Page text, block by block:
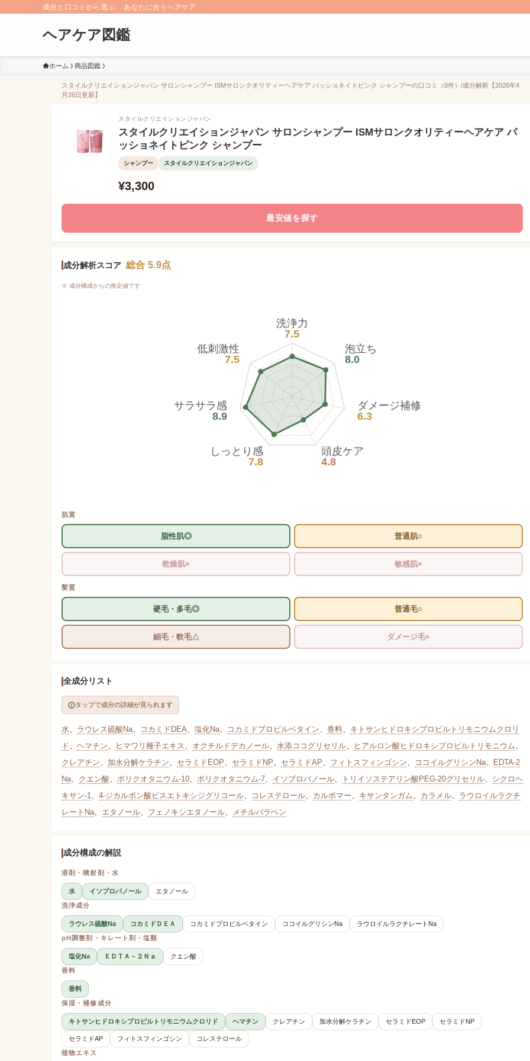
成分と口コミから選ぶ、 あなたに合うヘアケア
ヘアケア図鑑
ホーム 商品図鑑
スタイルクリエイションジャパン サロンシャンプー ISMサロンクオリティーヘアケア パッショネイトピンク シャンプーの口コミ（0件）/成分解析【2026年4
月26日更新】
スタイルクリエイションジャパン
スタイルクリエイションジャパン サロンシャンプー ISMサロンクオリティーヘアケア パ
ッショネイトピンク シャンプー
シャンプー スタイルクリエイションジャパン
¥3,300
最安値を探す
成分解析スコア 総合 5.9点
※ 成分構成からの推定値です
洗浄力
7.5
泡立ち
8.0
ダメージ補修
6.3
頭皮ケア
4.8
しっとり感
7.8
サラサラ感
8.9
低刺激性
7.5
肌質
脂性肌◎ 普通肌○
乾燥肌× 敏感肌×
髪質
硬毛・多毛◎ 普通毛○
細毛・軟毛△ ダメージ毛×
全成分リスト
タップで成分の詳細が見られます
水、 ラウレス硫酸Na、 コカミドDEA、 塩化Na、 コカミドプロピルベタイン、 香料、 キトサンヒドロキシプロピルトリモニウムクロリ
ド、 ヘマチン、 ヒマワリ種子エキス、 オクチルドデカノール、 水添ココグリセリル、 ヒアルロン酸ヒドロキシプロピルトリモニウム、
クレアチン、 加水分解ケラチン、 セラミドEOP、 セラミドNP、 セラミドAP、 フィトスフィンゴシン、 ココイルグリシンNa、
EDTA-2
Na、 クエン酸、 ポリクオタニウム-10、 ポリクオタニウム-7、 イソプロパノール、 トリイソステアリン酸PEG-20グリセリル、 シクロヘ
キサン-1、 4-ジカルボン酸ビスエトキシジグリコール、 コレステロール、 カルボマー、 キサンタンガム、 カラメル、 ラウロイルラクチ
レートNa、 エタノール、 フェノキシエタノール、 メチルパラベン
成分構成の解説
溶剤・噴射剤・水
水 イソプロパノール
エタノール
洗浄成分
ラウレス硫酸Na コカミドＤＥＡ コカミドプロピルベタイン ココイルグリシンNa
ラウロイルラクチレートNa
pH調整剤・キレート剤・塩類
塩化Na ＥＤＴＡ－２Ｎａ
クエン酸
香料
香料
保湿・補修成分
キトサンヒドロキシプロピルトリモニウムクロリド ヘマチン クレアチン 加水分解ケラチン セラミドEOP セラミドNP
セラミドAP フィトスフィンゴシン
コレステロール
植物エキス